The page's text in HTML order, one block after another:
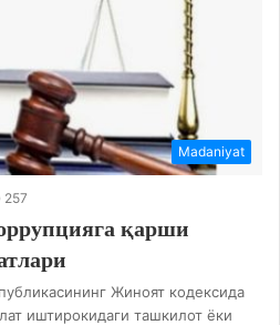
Madaniyat
257
қарши
Жиноят кодексида
иштирокидаги ташкилот ёки